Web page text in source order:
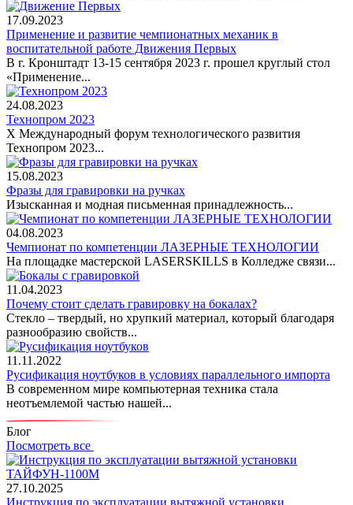
17.09.2023
Применение и развитие чемпионатных механик в
воспитательной работе Движения Первых
В г. Кронштадт 13-15 сентября 2023 г. прошел круглый стол
«Применение...
24.08.2023
Технопром 2023
X Международный форум технологического развития
Технопром 2023...
15.08.2023
Фразы для гравировки на ручках
Изысканная и модная письменная принадлежность...
04.08.2023
Чемпионат по компетенции ЛАЗЕРНЫЕ ТЕХНОЛОГИИ
На площадке мастерской LASERSKILLS в Колледже связи...
11.04.2023
Почему стоит сделать гравировку на бокалах?
Стекло – твердый, но хрупкий материал, который благодаря
разнообразию свойств...
11.11.2022
Русификация ноутбуков в условиях параллельного импорта
В современном мире компьютерная техника стала
неотъемлемой частью нашей...
Блог
Посмотреть все
27.10.2025
Инструкция по эксплуатации вытяжной установки